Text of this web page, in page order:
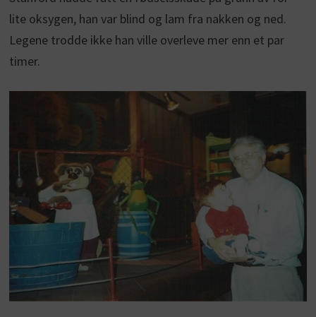
lite oksygen, han var blind og lam fra nakken og ned.
Legene trodde ikke han ville overleve mer enn et par
timer.